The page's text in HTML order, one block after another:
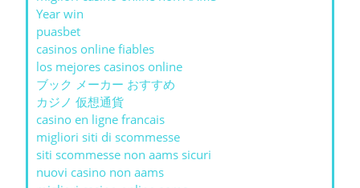
Year win
puasbet
casinos online fiables
los mejores casinos online
ブック メーカー おすすめ
カジノ 仮想通貨
casino en ligne francais
migliori siti di scommesse
siti scommesse non aams sicuri
nuovi casino non aams